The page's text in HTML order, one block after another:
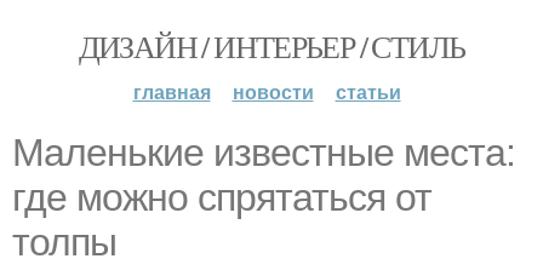
ДИЗАЙН / ИНТЕРЬЕР / СТИЛЬ
главная новости статьи
Маленькие известные места:
где можно спрятаться от
толпы